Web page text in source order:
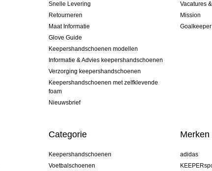
Snelle Levering
Retourneren
Maat Informatie
Glove Guide
Keepershandschoenen modellen
Informatie & Advies keepershandschoenen
Verzorging keepershandschoenen
Keepershandschoenen met zelfklevende
foam
Nieuwsbrief
Vacatures
Mission
Categorie
Keepershandschoenen
Voetbalschoenen
Merken
adidas